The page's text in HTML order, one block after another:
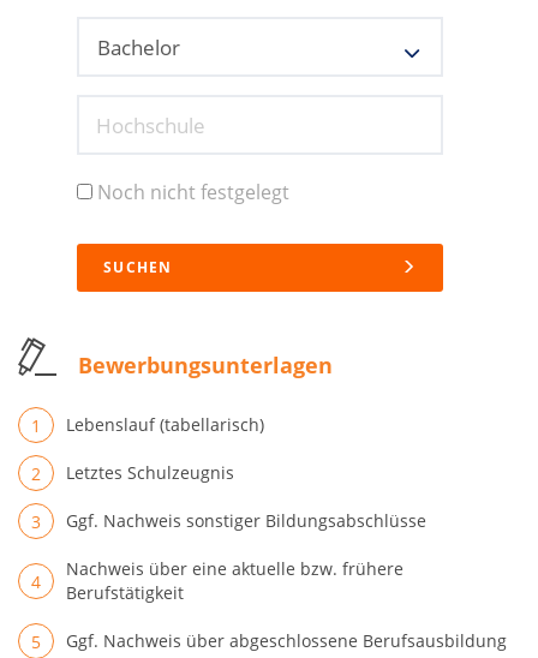
Hochschule
Noch nicht festgelegt
SUCHEN
Bewerbungsunterlagen
Lebenslauf (tabellarisch)
Letztes Schulzeugnis
Ggf. Nachweis sonstiger Bildungsabschlüsse
Nachweis über eine aktuelle bzw. frühere
Berufstätigkeit
Ggf. Nachweis über abgeschlossene Berufsausbildung